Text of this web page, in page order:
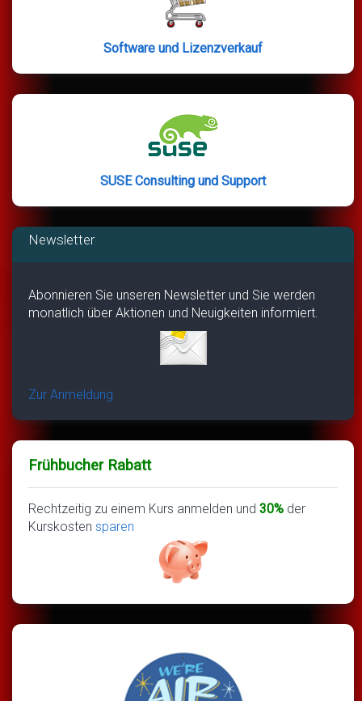
Software und Lizenzverkauf
SUSE Consulting und Support
Newsletter
Abonnieren Sie unseren Newsletter und Sie werden
monatlich über Aktionen und Neuigkeiten informiert.
Zur Anmeldung
Frühbucher Rabatt
Rechtzeitig zu einem Kurs anmelden und 30% der
Kurskosten sparen